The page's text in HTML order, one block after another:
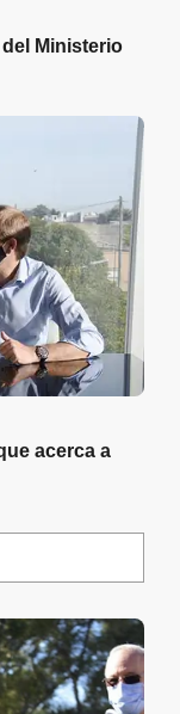
Ministerio
acerca a